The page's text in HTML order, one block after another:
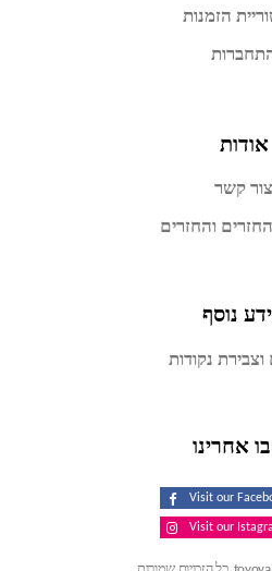
הזמנות
אודות
צור קשר
והחזרים
נוסף
וצבירת נקודות
אחרינו
Visit our
Visit our